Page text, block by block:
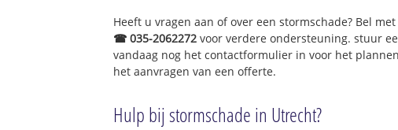
Heeft u vragen aan of over een stormschade? Bel
☎ 035-2062272 voor verdere ondersteuning. stuur
vandaag nog het contactformulier in voor het
het aanvragen van een offerte.
Hulp bij stormschade in Utrecht?